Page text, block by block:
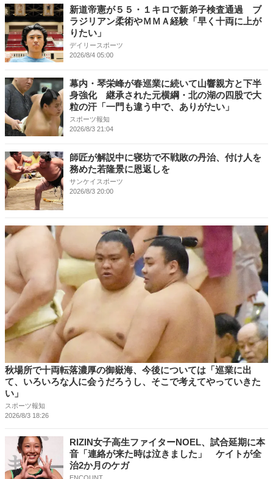
新道帝憲が５５・１キロで新弟子検査通過 ブ
ラジリアン柔術やＭＭＡ経験「早く十両に上が
りたい」
デイリースポーツ
2026/8/4 05:00
幕内・琴栄峰が春巡業に続いて山響親方と下半
身強化 継承された元横綱・北の湖の四股で大
粒の汗「一門も違う中で、ありがたい」
スポーツ報知
2026/8/3 21:04
師匠が解説中に寝坊で不戦敗の丹治、付け人を
務めた若隆景に恩返しを
サンケイスポーツ
2026/8/3 20:00
秋場所で十両転落濃厚の御嶽海、今後については「巡業に出
て、いろいろな人に会うだろうし、そこで考えてやっていきた
い」
スポーツ報知
2026/8/3 18:26
RIZIN女子高生ファイターNOEL、試合延期に本
音「連絡が来た時は泣きました」 ケイトが全
治2か月のケガ